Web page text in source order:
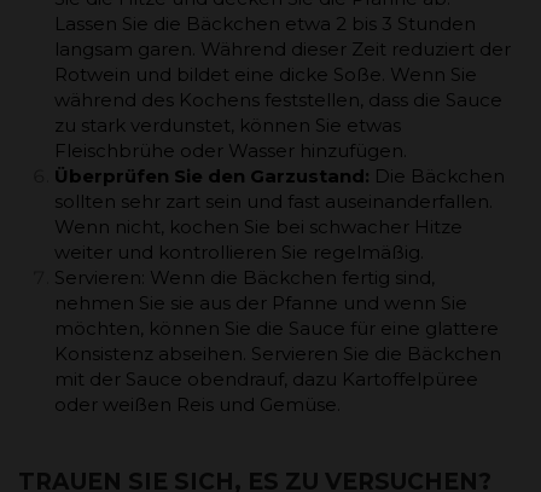
Lassen Sie die Bäckchen etwa 2 bis 3 Stunden
langsam garen. Während dieser Zeit reduziert der
Rotwein und bildet eine dicke Soße. Wenn Sie
während des Kochens feststellen, dass die Sauce
zu stark verdunstet, können Sie etwas
Fleischbrühe oder Wasser hinzufügen.
Überprüfen Sie den Garzustand: Die Bäckchen
sollten sehr zart sein und fast auseinanderfallen.
Wenn nicht, kochen Sie bei schwacher Hitze
weiter und kontrollieren Sie regelmäßig.
Servieren: Wenn die Bäckchen fertig sind,
nehmen Sie sie aus der Pfanne und wenn Sie
möchten, können Sie die Sauce für eine glattere
Konsistenz abseihen. Servieren Sie die Bäckchen
mit der Sauce obendrauf, dazu Kartoffelpüree
oder weißen Reis und Gemüse.
TRAUEN SIE SICH, ES ZU VERSUCHEN?